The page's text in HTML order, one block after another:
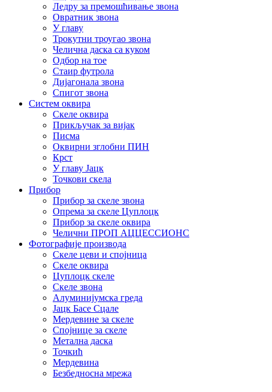
Ледру за премошћивање звона
Овратник звона
У главу
Трокутни троугао звона
Челична даска са куком
Одбор на тое
Стаир футрола
Дијагонала звона
Спигот звона
Систем оквира
Скеле оквира
Прикључак за вијак
Писма
Оквирни зглобни ПИН
Крст
У главу Јацк
Точкови скела
Прибор
Прибор за скеле звона
Опрема за скеле Цуплоцк
Прибор за скеле оквира
Челични ПРОП АЦЦЕССИОНС
Фотографије производа
Скеле цеви и спојница
Скеле оквира
Цуплоцк скеле
Скеле звона
Алуминијумска греда
Јацк Басе Сцале
Мердевине за скеле
Спојнице за скеле
Метална даска
Точкић
Мердевина
Безбедносна мрежа